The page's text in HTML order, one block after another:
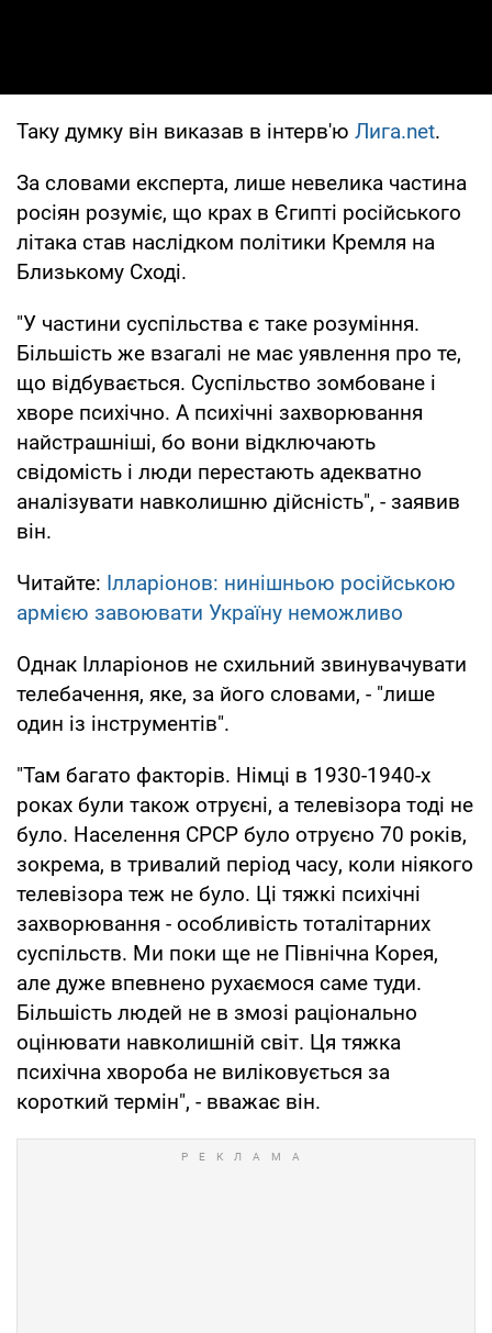
Таку думку він виказав в інтерв'ю Лига.net.
За словами експерта, лише невелика частина
росіян розуміє, що крах в Єгипті російського
літака став наслідком політики Кремля на
Близькому Сході.
"У частини суспільства є таке розуміння.
Більшість же взагалі не має уявлення про те,
що відбувається. Суспільство зомбоване і
хворе психічно. А психічні захворювання
найстрашніші, бо вони відключають
свідомість і люди перестають адекватно
аналізувати навколишню дійсність", - заявив
він.
Читайте: Ілларіонов: нинішньою російською
армією завоювати Україну неможливо
Однак Ілларіонов не схильний звинувачувати
телебачення, яке, за його словами, - "лише
один із інструментів".
"Там багато факторів. Німці в 1930-1940-х
роках були також отруєні, а телевізора тоді не
було. Населення СРСР було отруєно 70 років,
зокрема, в тривалий період часу, коли ніякого
телевізора теж не було. Ці тяжкі психічні
захворювання - особливість тоталітарних
суспільств. Ми поки ще не Північна Корея,
але дуже впевнено рухаємося саме туди.
Більшість людей не в змозі раціонально
оцінювати навколишній світ. Ця тяжка
психічна хвороба не виліковується за
короткий термін", - вважає він.